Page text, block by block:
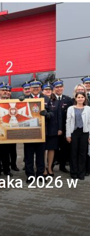
2026 w